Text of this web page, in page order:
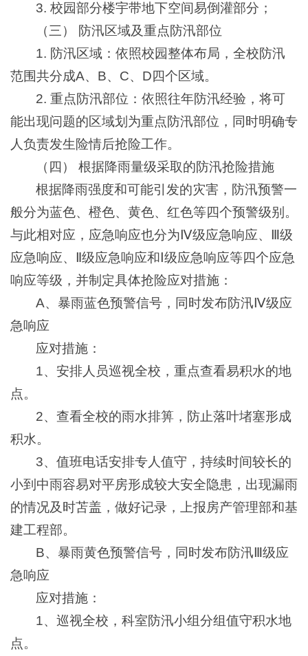
3. 校园部分楼宇带地下空间易倒灌部分；
（三） 防汛区域及重点防汛部位
1. 防汛区域：依照校园整体布局，全校防汛
范围共分成A、B、C、D四个区域。
2. 重点防汛部位：依照往年防汛经验，将可
能出现问题的区域划为重点防汛部位，同时明确专
人负责发生险情后抢险工作。
（四） 根据降雨量级采取的防汛抢险措施
根据降雨强度和可能引发的灾害，防汛预警一
般分为蓝色、橙色、黄色、红色等四个预警级别。
与此相对应，应急响应也分为Ⅳ级应急响应、Ⅲ级
应急响应、Ⅱ级应急响应和Ⅰ级应急响应等四个应急
响应等级，并制定具体抢险应对措施：
A、暴雨蓝色预警信号，同时发布防汛Ⅳ级应
急响应
应对措施：
1、安排人员巡视全校，重点查看易积水的地
点。
2、查看全校的雨水排箅，防止落叶堵塞形成
积水。
3、值班电话安排专人值守，持续时间较长的
小到中雨容易对平房形成较大安全隐患，出现漏雨
的情况及时苫盖，做好记录，上报房产管理部和基
建工程部。
B、暴雨黄色预警信号，同时发布防汛Ⅲ级应
急响应
应对措施：
1、巡视全校，科室防汛小组分组值守积水地
点。